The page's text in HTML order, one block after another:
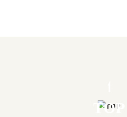
TOP